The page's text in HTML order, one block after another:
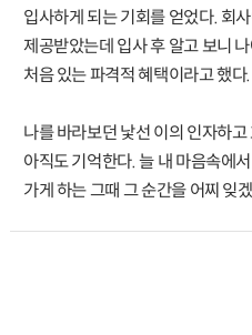
입사하게 되는 기회를 얻었다. 회
제공받았는데 입사 후 알고 보니
처음 있는 파격적 혜택이라고 했다.
나를 바라보던 낯선 이의 인자하
아직도 기억한다. 늘 내 마음속에
가게 하는 그때 그 순간을 어찌 잊